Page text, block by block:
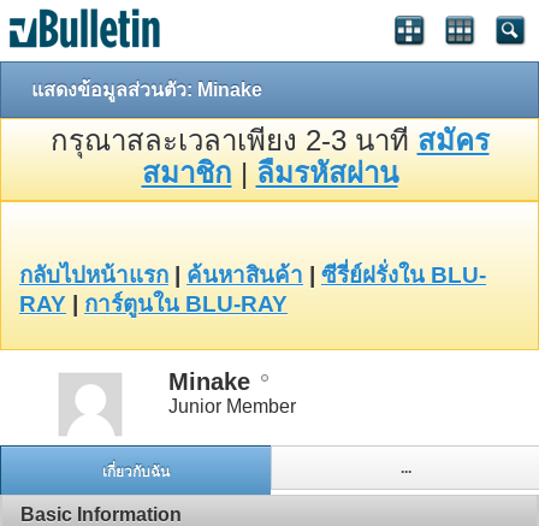
แสดงข้อมูลส่วนตัว: Minake
กรุณาสละเวลาเพียง 2-3 นาที สมัคร
สมาชิก | ลืมรหัสผ่าน
กลับไปหน้าแรก ค้นหาสินค้า
ซีรี่ย์ฝรั่งใน BLU-
RAY
การ์ตูนใน BLU-RAY
Minake
Junior Member
เกี่ยวกับฉัน ...
Basic Information